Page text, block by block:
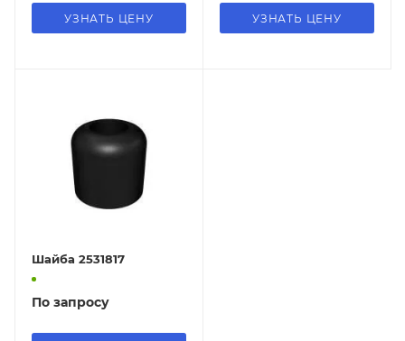
УЗНАТЬ ЦЕНУ УЗНАТЬ ЦЕНУ
Шайба 2531817
По запросу